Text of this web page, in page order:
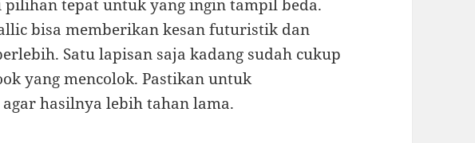
tepat untuk yang ingin tampil beda.
bisa memberikan kesan futuristik dan
Satu lapisan saja kadang sudah cukup
yang mencolok. Pastikan untuk
hasilnya lebih tahan lama.